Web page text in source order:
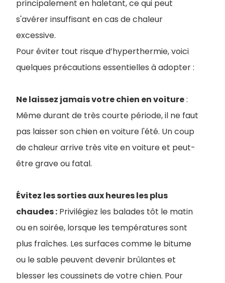
principalement en haletant, ce qui peut
s'avérer insuffisant en cas de chaleur
excessive.
Pour éviter tout risque d’hyperthermie, voici
quelques précautions essentielles à adopter :
Ne laissez jamais votre chien en voiture:
Même durant de très courte période, il ne faut
pas laisser son chien en voiture l'été. Un coup
de chaleur arrive très vite en voiture et peut-
être grave ou fatal.
Évitez les sorties aux heures les plus
chaudes : Privilégiez les balades tôt le matin
ou en soirée, lorsque les températures sont
plus fraîches. Les surfaces comme le bitume
ou le sable peuvent devenir brûlantes et
blesser les coussinets de votre chien. Pour